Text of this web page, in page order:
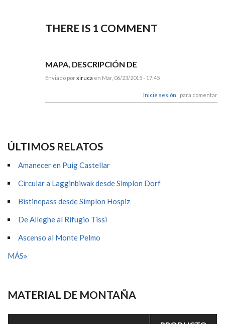
THERE IS 1 COMMENT
MAPA, DESCRIPCIÓN DE
Enviado por xiruca en Mar, 06/23/2015 - 17:45
Inicie sesión para comentar
ÚLTIMOS RELATOS
Amanecer en Puig Castellar
Circular a Lagginbiwak desde Simplon Dorf
Bistinepass desde Simplon Hospiz
De Alleghe al Rifugio Tissi
Ascenso al Monte Pelmo
MÁS
MATERIAL DE MONTAÑA